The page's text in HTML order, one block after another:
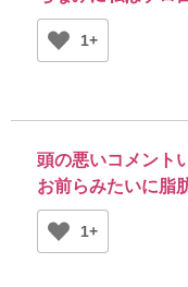
1+
頭の悪いコメント
お前らみたいに脂
1+